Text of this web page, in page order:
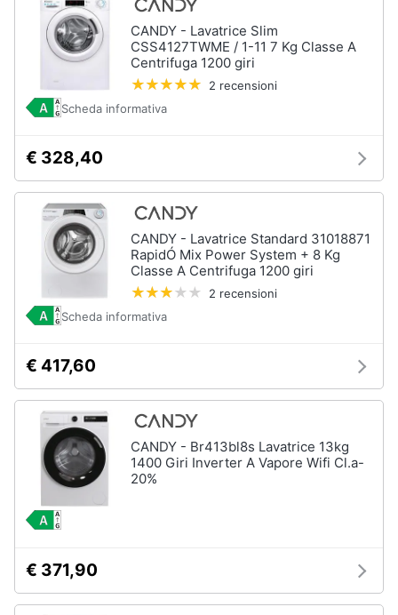
CANDY - Lavatrice Slim
CSS4127TWME / 1-11 7 Kg Classe A
Centrifuga 1200 giri
2 recensioni
Scheda informativa
€ 328,40
CANDY - Lavatrice Standard 31018871
RapidÓ Mix Power System + 8 Kg
Classe A Centrifuga 1200 giri
2 recensioni
Scheda informativa
€ 417,60
CANDY - Br413bl8s Lavatrice 13kg
1400 Giri Inverter A Vapore Wifi Cl.a-
20%
€ 371,90